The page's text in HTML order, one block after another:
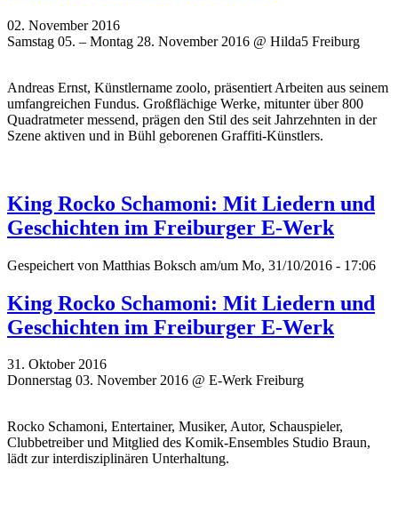
02. November 2016
Samstag 05. – Montag 28. November 2016 @ Hilda5 Freiburg
Andreas Ernst, Künstlername zoolo, präsentiert Arbeiten aus seinem
umfangreichen Fundus. Großflächige Werke, mitunter über 800
Quadratmeter messend, prägen den Stil des seit Jahrzehnten in der
Szene aktiven und in Bühl geborenen Graffiti-Künstlers.
King Rocko Schamoni: Mit Liedern und
Geschichten im Freiburger E-Werk
Gespeichert von Matthias Boksch am/um Mo, 31/10/2016 - 17:06
King Rocko Schamoni: Mit Liedern und
Geschichten im Freiburger E-Werk
31. Oktober 2016
Donnerstag 03. November 2016 @ E-Werk Freiburg
Rocko Schamoni, Entertainer, Musiker, Autor, Schauspieler,
Clubbetreiber und Mitglied des Komik-Ensembles Studio Braun,
lädt zur interdisziplinären Unterhaltung.